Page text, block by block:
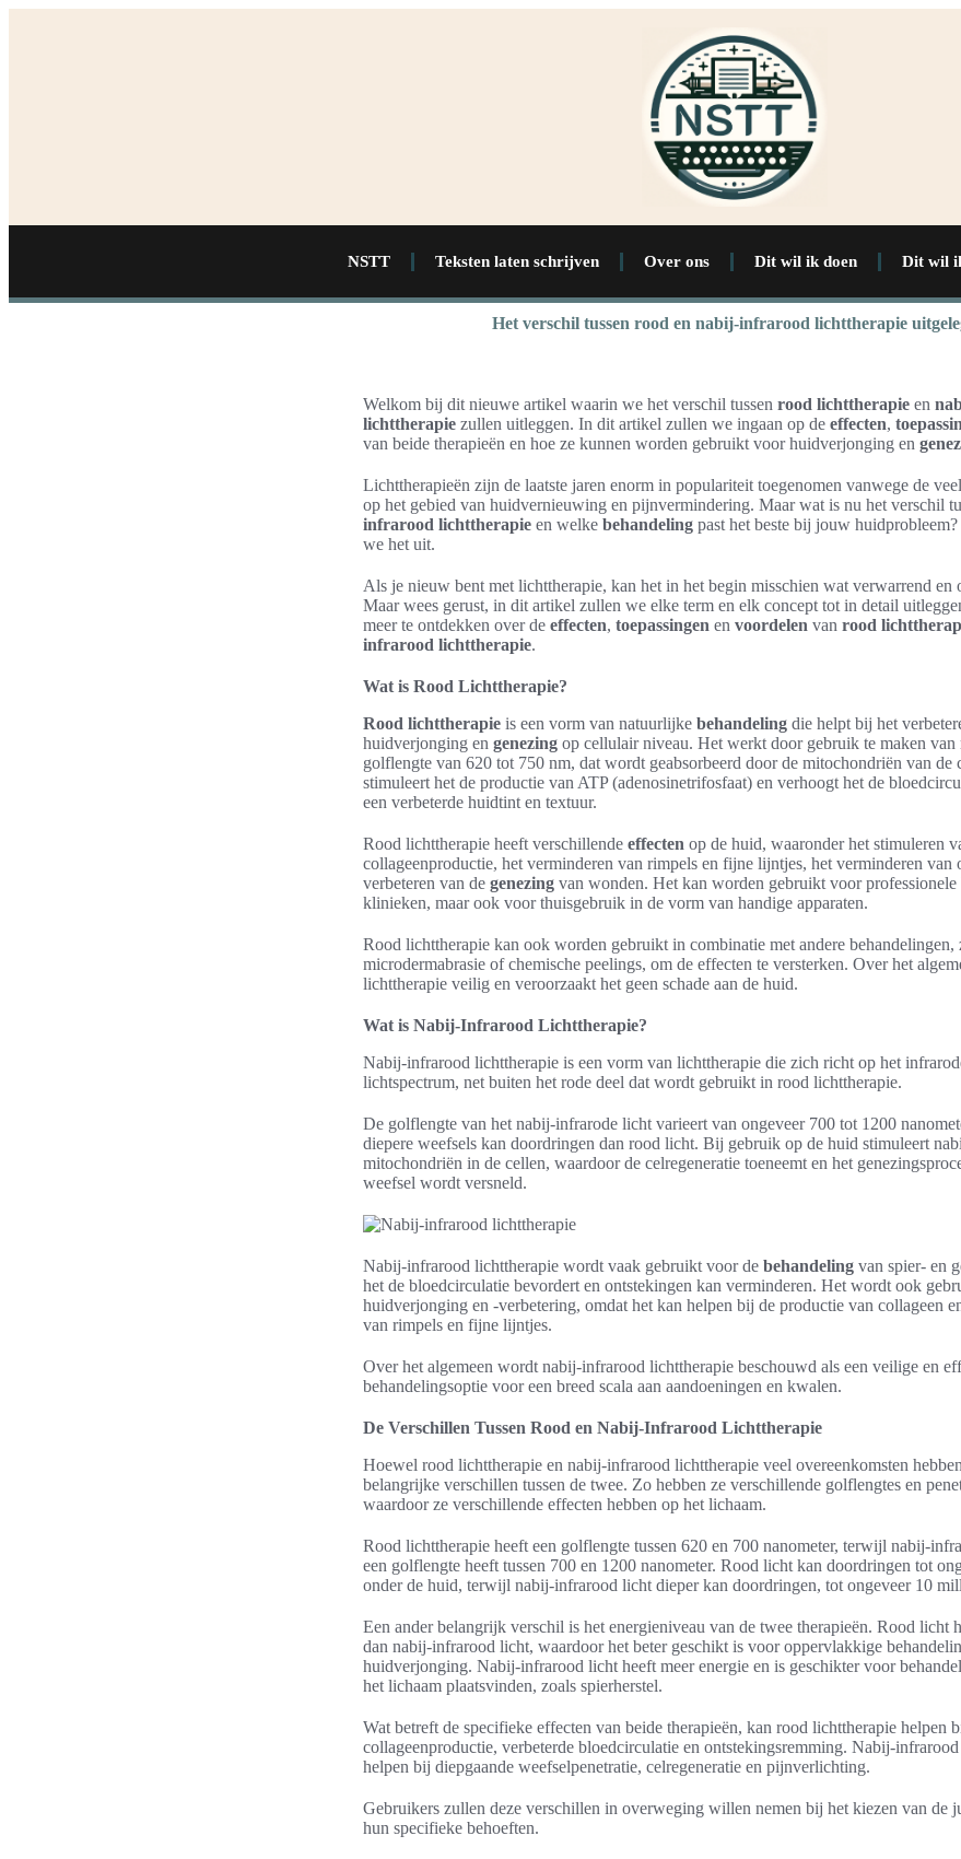
NSTT Teksten laten schrijven Over ons Dit wil ik doen Dit wil
Het verschil tussen rood en nabij-infrarood lichttherapie
Welkom bij dit nieuwe artikel waarin we het verschil tussen rood lichttherapie en
lichttherapie zullen uitleggen. In dit artikel zullen we ingaan op de effecten,
van beide therapieën en hoe ze kunnen worden gebruikt voor huidverjonging en
Lichttherapieën zijn de laatste jaren enorm in populariteit toegenomen vanwege de
op het gebied van huidvernieuwing en pijnvermindering. Maar wat is nu het verschil
infrarood lichttherapie en welke behandeling past het beste bij jouw
we het uit.
Als je nieuw bent met lichttherapie, kan het in het begin misschien wat verwarrend en
Maar wees gerust, in dit artikel zullen we elke term en elk concept tot in detail
meer te ontdekken over de effecten, toepassingen en voordelen van rood
infrarood lichttherapie.
Wat is Rood Lichttherapie?
Rood lichttherapie is een vorm van natuurlijke behandeling die helpt bij het
huidverjonging en genezing op cellulair niveau. Het werkt door gebruik te maken van
golflengte van 620 tot 750 nm, dat wordt geabsorbeerd door de mitochondriën van de
stimuleert het de productie van ATP (adenosinetrifosfaat) en verhoogt het de
een verbeterde huidtint en textuur.
Rood lichttherapie heeft verschillende effecten op de huid, waaronder het stimuleren
collageenproductie, het verminderen van rimpels en fijne lijntjes, het verminderen van
verbeteren van de genezing van wonden. Het kan worden gebruikt voor professionele
klinieken, maar ook voor thuisgebruik in de vorm van handige apparaten.
Rood lichttherapie kan ook worden gebruikt in combinatie met andere behandelingen,
microdermabrasie of chemische peelings, om de effecten te versterken. Over het
lichttherapie veilig en veroorzaakt het geen schade aan de huid.
Wat is Nabij-Infrarood Lichttherapie?
Nabij-infrarood lichttherapie is een vorm van lichttherapie die zich richt op het
lichtspectrum, net buiten het rode deel dat wordt gebruikt in rood lichttherapie.
De golflengte van het nabij-infrarode licht varieert van ongeveer 700 tot 1200
diepere weefsels kan doordringen dan rood licht. Bij gebruik op de huid stimuleert
mitochondriën in de cellen, waardoor de celregeneratie toeneemt en het
weefsel wordt versneld.
Nabij-infrarood lichttherapie wordt vaak gebruikt voor de behandeling van spier- en
het de bloedcirculatie bevordert en ontstekingen kan verminderen. Het wordt ook
huidverjonging en -verbetering, omdat het kan helpen bij de productie van collageen
van rimpels en fijne lijntjes.
Over het algemeen wordt nabij-infrarood lichttherapie beschouwd als een veilige en
behandelingsoptie voor een breed scala aan aandoeningen en kwalen.
De Verschillen Tussen Rood en Nabij-Infrarood Lichttherapie
Hoewel rood lichttherapie en nabij-infrarood lichttherapie veel overeenkomsten
belangrijke verschillen tussen de twee. Zo hebben ze verschillende golflengtes en
waardoor ze verschillende effecten hebben op het lichaam.
Rood lichttherapie heeft een golflengte tussen 620 en 700 nanometer, terwijl nabij-
een golflengte heeft tussen 700 en 1200 nanometer. Rood licht kan doordringen tot
onder de huid, terwijl nabij-infrarood licht dieper kan doordringen, tot ongeveer 10
Een ander belangrijk verschil is het energieniveau van de twee therapieën. Rood licht
dan nabij-infrarood licht, waardoor het beter geschikt is voor oppervlakkige
huidverjonging. Nabij-infrarood licht heeft meer energie en is geschikter voor
het lichaam plaatsvinden, zoals spierherstel.
Wat betreft de specifieke effecten van beide therapieën, kan rood lichttherapie helpen
collageenproductie, verbeterde bloedcirculatie en ontstekingsremming. Nabij-
helpen bij diepgaande weefselpenetratie, celregeneratie en pijnverlichting.
Gebruikers zullen deze verschillen in overweging willen nemen bij het kiezen van de
hun specifieke behoeften.